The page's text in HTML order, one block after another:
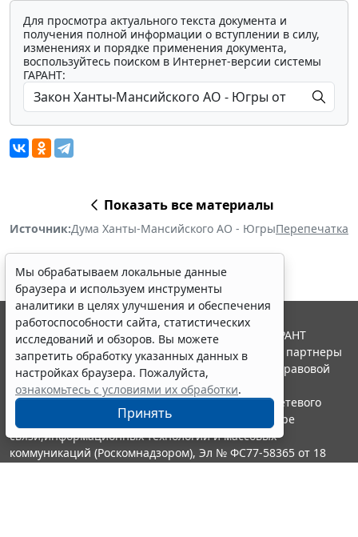
Для просмотра актуального текста документа и
получения полной информации о вступлении в силу,
изменениях и порядке применения документа,
воспользуйтесь поиском в Интернет-версии системы
ГАРАНТ:
Показать все материалы
Источник:Дума Ханты-Мансийского АО - ЮгрыПерепечатка
Мы обрабатываем локальные данные
браузера и используем инструменты
аналитики в целях улучшения и обеспечения
работоспособности сайта, статистических
исследований и обзоров. Вы можете
запретить обработку указанных данных в
настройках браузера. Пожалуйста,
ознакомьтесь с условиями их обработки.
Принять
© ООО "НПП "ГАРАНТ-СЕРВИС", 2026. Система ГАРАНТ
выпускается с 1990 года. Компания "Гарант" и ее партнеры
являются участниками Российской ассоциации правовой
информации ГАРАНТ.
Портал ГАРАНТ.РУ зарегистрирован в качестве сетевого
издания Федеральной службой по надзору в сфере
связи,информационных технологий и массовых
коммуникаций (Роскомнадзором), Эл № ФС77-58365 от 18